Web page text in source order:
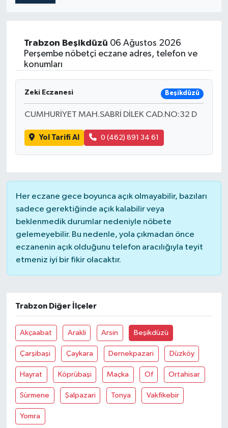
Trabzon Beşikdüzü 06 Ağustos 2026
Perşembe nöbetçi eczane adres, telefon ve
konumları
Zeki Eczanesi Beşikdüzü
CUMHURİYET MAH.SABRİ DİLEK CAD.NO:32 D
Yol Tarifi Al 0 (462) 891 34 61
Her eczane gece boyunca açık olmayabilir, bazıları
sadece gerektiğinde açık kalabilir veya
beklenmedik durumlar nedeniyle nöbete
gelemeyebilir. Bu nedenle, yola çıkmadan önce
eczanenin açık olduğunu telefon aracılığıyla teyit
etmeniz iyi bir fikir olacaktır.
Trabzon Diğer İlçeler
Akçaabat Arakli Arsin Beşikdüzü
Çarşibaşi Çaykara Dernekpazari Düzköy
Hayrat Köprübaşi Maçka Of Ortahisar
Sürmene Şalpazari Tonya Vakfikebir
Yomra